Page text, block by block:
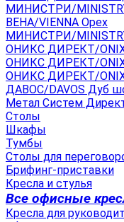
МИНИСТРИ/
ВЕНА/VIENNA Орех
МИНИСТРИ/
ОНИКС ДИРЕКТ/ONIX
ОНИКС ДИРЕКТ/ONIX
ОНИКС ДИРЕКТ/ONIX
ДАВОС/DAVOS Дуб
Метал Систем
Столы
Шкафы
Тумбы
Столы для
Брифинг-приставки
Кресла и стулья
Все офисные
Кресла для